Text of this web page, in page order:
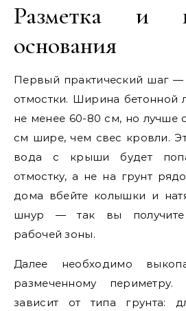
Разметка и
основания
Первый практический шаг —
отмостки. Ширина бетонной
не менее 60-80 см, но лучше
см шире, чем свес кровли.
вода с крыши будет
отмостку, а не на грунт
дома вбейте колышки и
шнур — так вы получите
рабочей зоны.
Далее необходимо
размеченному периметру.
зависит от типа грунта: